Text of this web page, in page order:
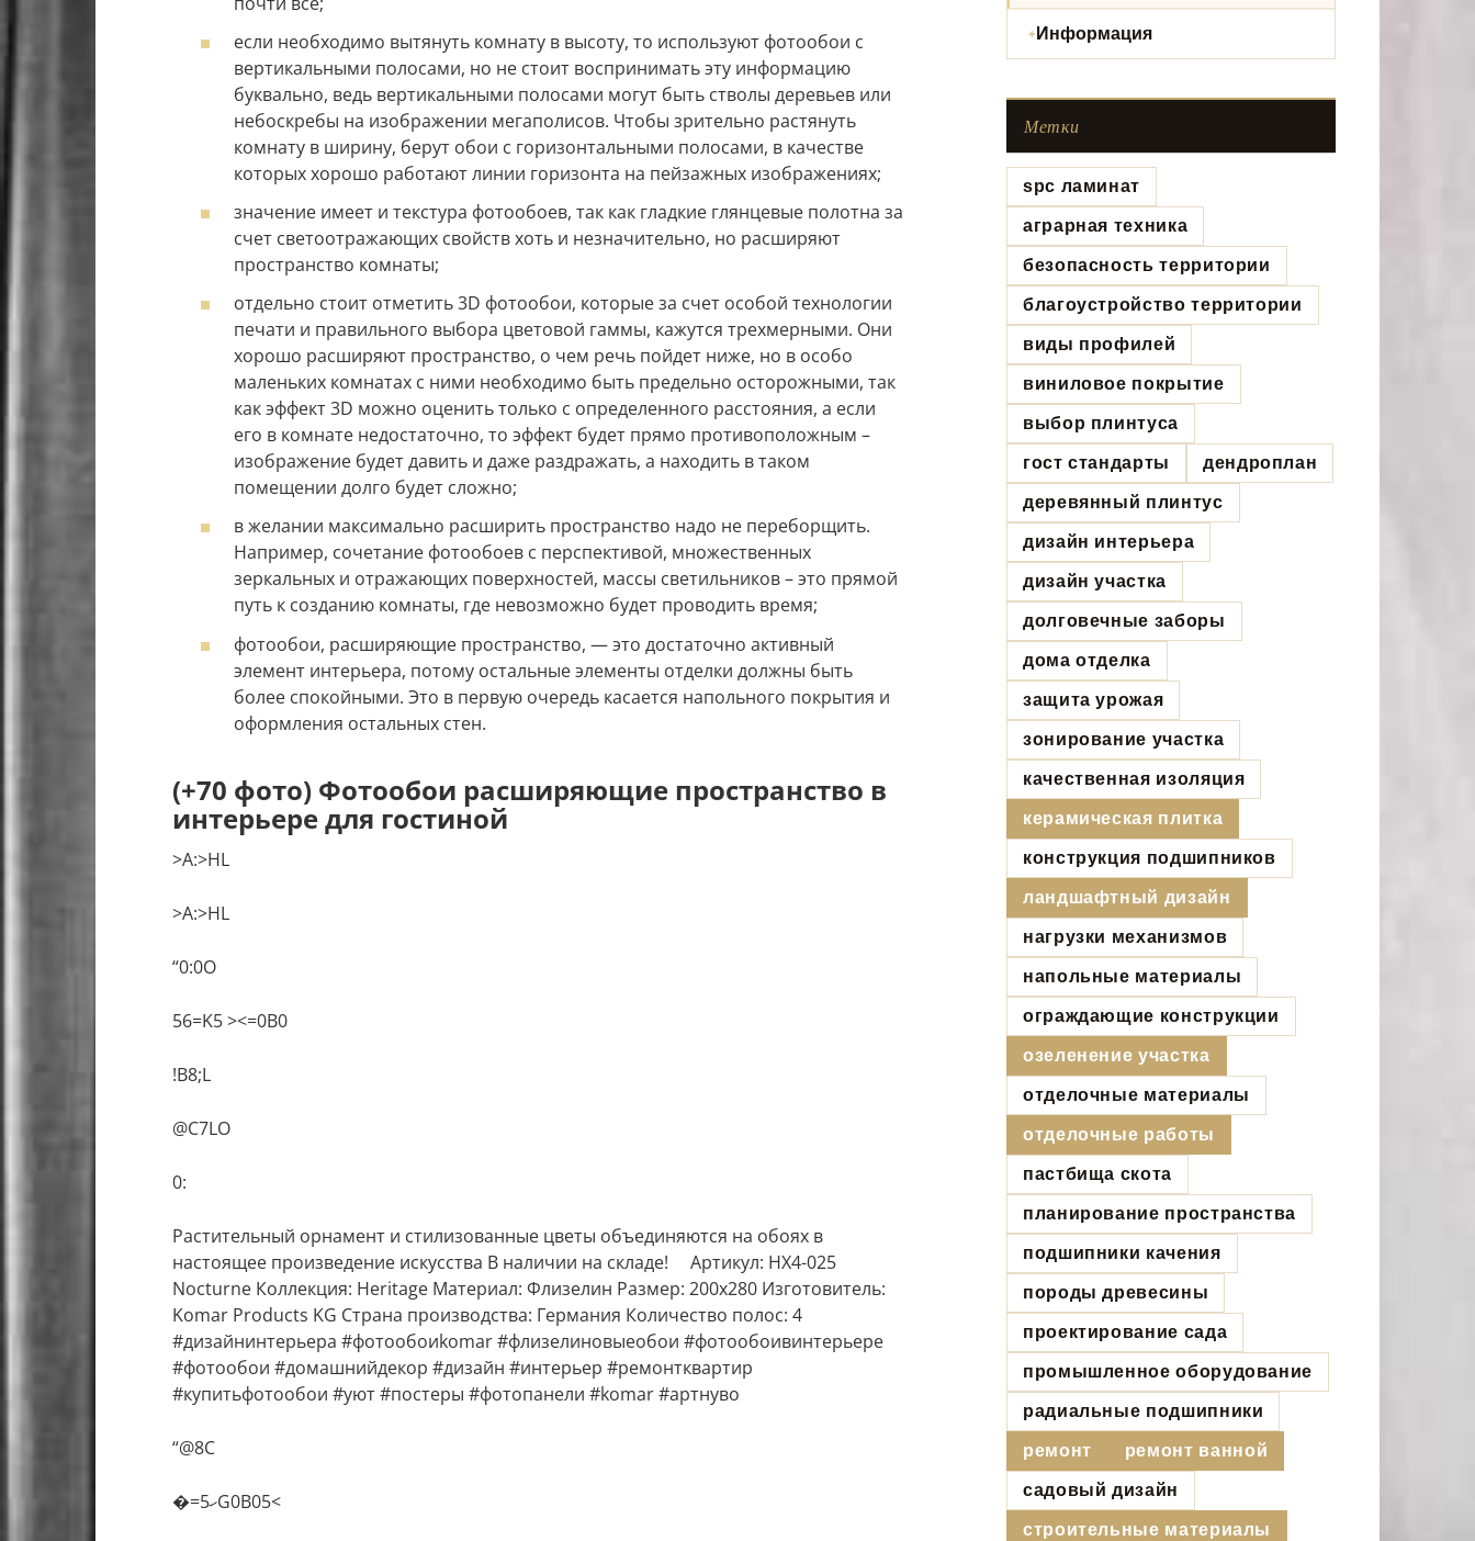
если необходимо вытянуть комнату в высоту, то используют фотообои с
вертикальными полосами, но не стоит воспринимать эту информацию
буквально, ведь вертикальными полосами могут быть стволы деревьев или
небоскребы на изображении мегаполисов. Чтобы зрительно растянуть
комнату в ширину, берут обои с горизонтальными полосами, в качестве
которых хорошо работают линии горизонта на пейзажных изображениях;
значение имеет и текстура фотообоев, так как гладкие глянцевые полотна за
счет светоотражающих свойств хоть и незначительно, но расширяют
пространство комнаты;
отдельно стоит отметить 3D фотообои, которые за счет особой технологии
печати и правильного выбора цветовой гаммы, кажутся трехмерными. Они
хорошо расширяют пространство, о чем речь пойдет ниже, но в особо
маленьких комнатах с ними необходимо быть предельно осторожными, так
как эффект 3D можно оценить только с определенного расстояния, а если
его в комнате недостаточно, то эффект будет прямо противоположным –
изображение будет давить и даже раздражать, а находить в таком
помещении долго будет сложно;
в желании максимально расширить пространство надо не переборщить.
Например, сочетание фотообоев с перспективой, множественных
зеркальных и отражающих поверхностей, массы светильников – это прямой
путь к созданию комнаты, где невозможно будет проводить время;
фотообои, расширяющие пространство, — это достаточно активный
элемент интерьера, потому остальные элементы отделки должны быть
более спокойными. Это в первую очередь касается напольного покрытия и
оформления остальных стен.
(+70 фото) Фотообои расширяющие пространство в
интерьере для гостиной
>A:>HL
>A:>HL
“0:0O
56=K5 ><=0B0
!B8;L
@C7LO
0:
Растительный орнамент и стилизованные цветы объединяются на обоях в
настоящее произведение искусства В наличии на складе! ⠀ Артикул: HX4-025
Nocturne Коллекция: Heritage Материал: Флизелин Размер: 200х280 Изготовитель:
Komar Products KG Страна производства: Германия Количество полос: 4 ⠀
#дизайнинтерьера #фотообоиkomar #флизелиновыеобои #фотообоивинтерьере
#фотообои #домашнийдекор #дизайн #интерьер #ремонтквартир
#купитьфотообои #уют #постеры #фотопанели #komar #артнуво
“@8C
�=ހ5G0B05<
Информация
Метки
spc ламинат
аграрная техника
безопасность территории
благоустройство территории
виды профилей
виниловое покрытие
выбор плинтуса
гост стандарты дендроплан
деревянный плинтус
дизайн интерьера
дизайн участка
долговечные заборы
дома отделка
защита урожая
зонирование участка
качественная изоляция
керамическая плитка
конструкция подшипников
ландшафтный дизайн
нагрузки механизмов
напольные материалы
ограждающие конструкции
озеленение участка
отделочные материалы
отделочные работы
пастбища скота
планирование пространства
подшипники качения
породы древесины
проектирование сада
промышленное оборудование
радиальные подшипники
ремонт ремонт ванной
садовый дизайн
строительные материалы